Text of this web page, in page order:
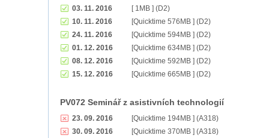
03. 11. 2016
[ 1MB ] (D2)
10. 11. 2016
[Quicktime 576MB ] (D2)
24. 11. 2016
[Quicktime 594MB ] (D2)
01. 12. 2016
[Quicktime 634MB ] (D2)
08. 12. 2016
[Quicktime 592MB ] (D2)
15. 12. 2016
[Quicktime 665MB ] (D2)
PV072 Seminář z asistivních technologií
23. 09. 2016
[Quicktime 194MB ] (A318)
30. 09. 2016
[Quicktime 370MB ] (A318)